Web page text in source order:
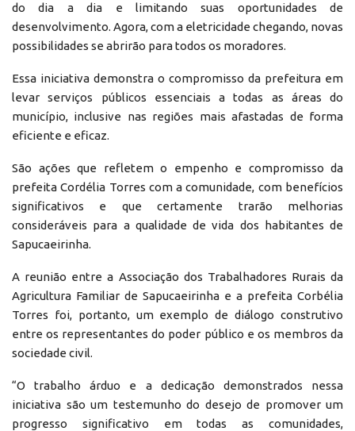
do dia a dia e limitando suas oportunidades de
desenvolvimento. Agora, com a eletricidade chegando, novas
possibilidades se abrirão para todos os moradores.
Essa iniciativa demonstra o compromisso da prefeitura em
levar serviços públicos essenciais a todas as áreas do
município, inclusive nas regiões mais afastadas de forma
eficiente e eficaz.
São ações que refletem o empenho e compromisso da
prefeita Cordélia Torres com a comunidade, com benefícios
significativos e que certamente trarão melhorias
consideráveis para a qualidade de vida dos habitantes de
Sapucaeirinha.
A reunião entre a Associação dos Trabalhadores Rurais da
Agricultura Familiar de Sapucaeirinha e a prefeita Corbélia
Torres foi, portanto, um exemplo de diálogo construtivo
entre os representantes do poder público e os membros da
sociedade civil.
“O trabalho árduo e a dedicação demonstrados nessa
iniciativa são um testemunho do desejo de promover um
progresso significativo em todas as comunidades,